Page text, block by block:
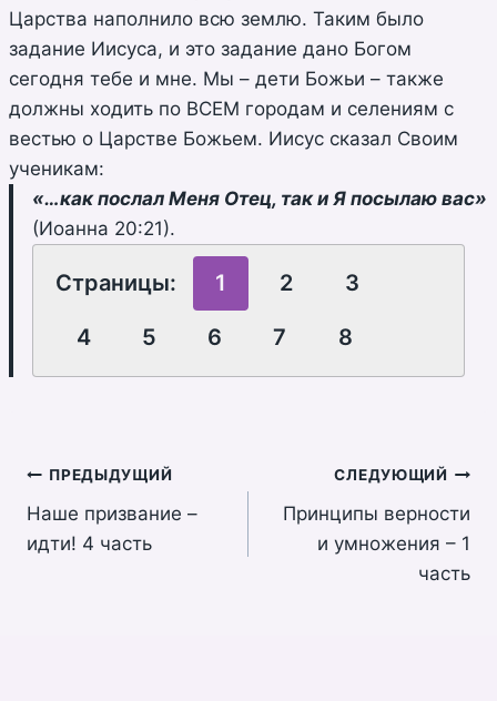
Царства наполнило всю землю. Таким было
задание Иисуса, и это задание дано Богом
сегодня тебе и мне. Мы – дети Божьи – также
должны ходить по ВСЕМ городам и селениям с
вестью о Царстве Божьем. Иисус сказал Своим
ученикам:
«…как послал Меня Отец, так и Я посылаю вас»
(Иоанна 20:21).
Страницы: 1 2 3
4 5 6 7 8
Навигация
по
ПРЕДЫДУЩИЙ
Наше призвание –
идти! 4 часть
СЛЕДУЮЩИЙ
Принципы верности
и умножения – 1
часть